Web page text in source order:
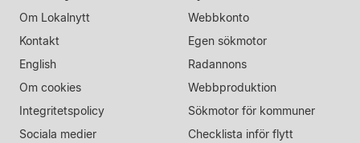
Om Lokalnytt
Kontakt
English
Om cookies
Integritetspolicy
Sociala medier
Webbkonto
Egen sökmotor
Radannons
Webbproduktion
Sökmotor för kommuner
Checklista inför flytt